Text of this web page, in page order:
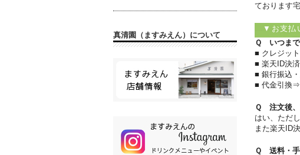
ております
▼お支払
Ｑ いつまで
■ クレジッ
■ 楽天ID決
■ 銀行振込
■ 代金引換⇒
Ｑ 注文後、
はい、ただ
また楽天ID
Ｑ 送料・手
真清園（ますみえん）について